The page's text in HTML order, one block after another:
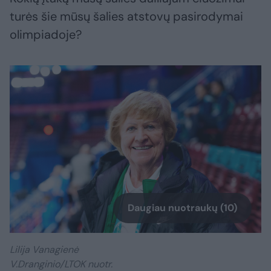
turės šie mūsų šalies atstovų pasirodymai
olimpiadoje?
Daugiau nuotraukų (10)
Lilija Vanagienė
V.Dranginio/LTOK nuotr.